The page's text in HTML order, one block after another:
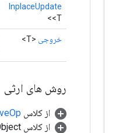
InplaceUpdate
<T>
خروجی <T>
روش های ارثی
از کلاس
از کلاس java.lang.Object